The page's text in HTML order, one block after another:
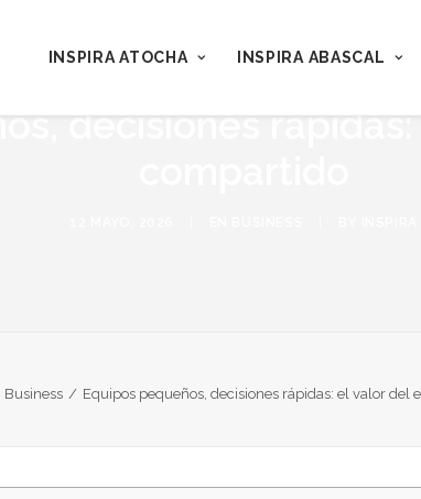
INSPIRA ATOCHA INSPIRA ABASCAL
decisiones
Business Equipos pequeños, decisiones rápidas: el valor del